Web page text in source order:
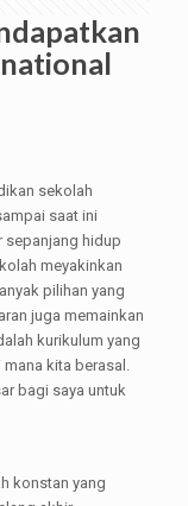
sekolah
saat ini
sepanjang hidup
meyakinkan
pilihan yang
juga memainkan
kurikulum yang
kita berasal.
bagi saya untuk
konstan yang